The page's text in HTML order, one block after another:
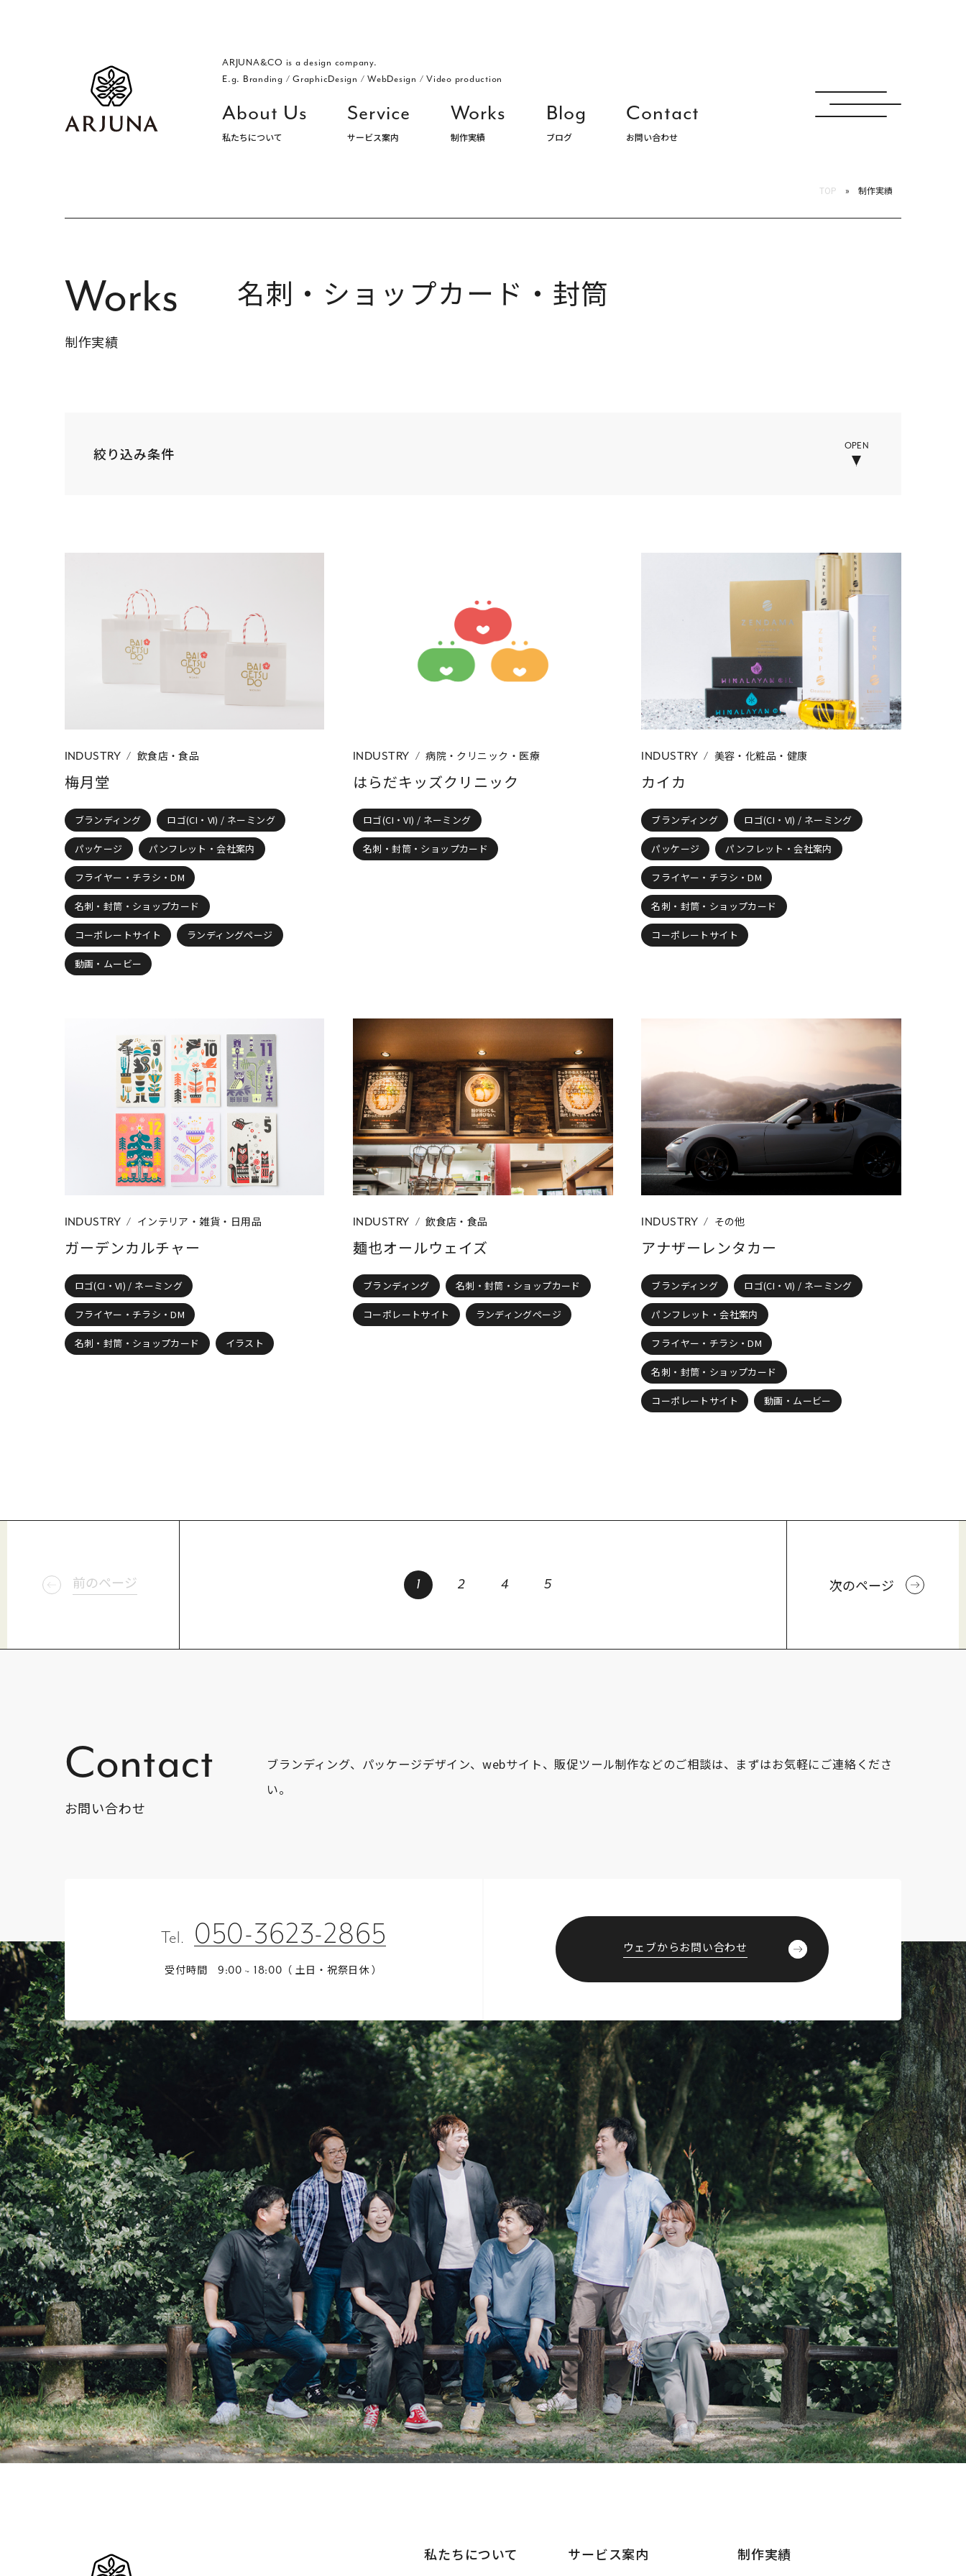
福岡 ブランディング・ブランディングデザイン・パッケージ・ロゴ デザイン事務所 株式会社アルジュナ
ARJUNA&CO is a design company.
E.g. Branding /GraphicDesign /WebDesign /Video production
About Us
私たちについて
Service
サービス案内
Works
制作実績
Blog
ブログ
Contact
お問い合わせ
TOP 制作実績
Works
制作実績
名刺・ショップカード・封筒
絞り込み条件 OPEN
CATEGORY
制作物の種類
すべて ロゴ(CI・VI) / ネーミング パッケージ フライヤー・チラシ・DM
名刺・封筒・ショップカード イラスト コーポレートサイト ランディングページ 動画・ムービー
INDUSTRY 飲食店・食品
梅月堂
ブランディング ロゴ(CI・VI) / ネーミング
パッケージ パンフレット・会社案内
フライヤー・チラシ・DM
名刺・封筒・ショップカード
コーポレートサイト ランディングページ
動画・ムービー
INDUSTRY 病院・クリニック・医療
はらだキッズクリニック
ロゴ(CI・VI) / ネーミング
名刺・封筒・ショップカード
INDUSTRY 美容・化粧品・健康
カイカ
ブランディング ロゴ(CI・VI) / ネーミング
パッケージ パンフレット・会社案内
フライヤー・チラシ・DM
名刺・封筒・ショップカード
コーポレートサイト
INDUSTRY インテリア・雑貨・日用品
ガーデンカルチャー
ロゴ(CI・VI) / ネーミング
フライヤー・チラシ・DM
名刺・封筒・ショップカード イラスト
INDUSTRY 飲食店・食品
麺也オールウェイズ
ブランディング 名刺・封筒・ショップカード
コーポレートサイト ランディングページ
INDUSTRY その他
アナザーレンタカー
ブランディング ロゴ(CI・VI) / ネーミング
パンフレット・会社案内
フライヤー・チラシ・DM
名刺・封筒・ショップカード
コーポレートサイト 動画・ムービー
前のページ 1 2 4 5 次のページ
Contact
お問い合わせ
ブランディング、パッケージデザイン、webサイト、販促ツール制作などのご相談は、まずはお気軽にご連絡くださ
い。
Tel. 050-3623-2865
受付時間 9:00 ~ 18:00 （ 土日・祝祭日休 ）
ウェブからお問い合わせ
私たちについて
サービス案内 制作実績